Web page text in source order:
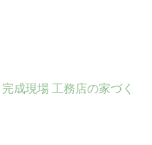
完成現場工務店の家づく